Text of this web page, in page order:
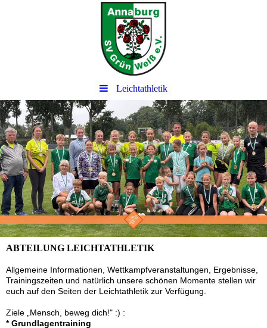
Leichtathletik
ABTEILUNG LEICHTATHLETIK
Allgemeine Informationen, Wettkampfveranstaltungen, Ergebnisse,
Trainingszeiten und natürlich unsere schönen Momente stellen wir
euch auf den Seiten der Leichtathletik zur Verfügung.
Ziele „Mensch, beweg dich!" :) :
* Grundlagentraining